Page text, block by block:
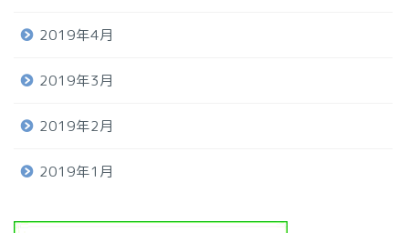
2019年4月
2019年3月
2019年2月
2019年1月